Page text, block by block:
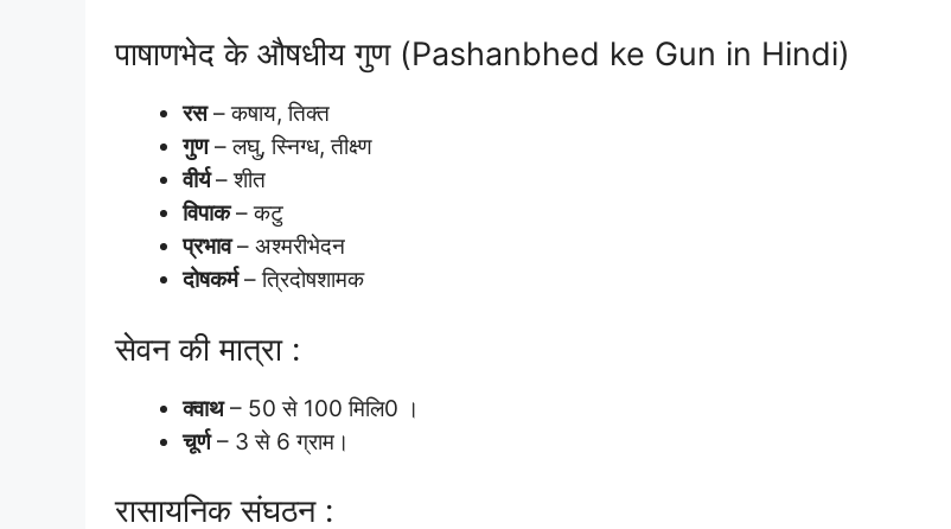
पाषाणभेद के औषधीय गुण (Pashanbhed ke Gun in Hindi)
रस– कषाय, तिक्त
गुण– लघु, स्निग्ध, तीक्ष्ण
वीर्य– शीत
विपाक– कटु
प्रभाव– अश्मरीभेदन
दोषकर्म– त्रिदोषशामक
सेवन की मात्रा :
क्वाथ– 50 से 100 मिलि0 ।
चूर्ण– 3 से 6 ग्राम।
रासायनिक संघठन :